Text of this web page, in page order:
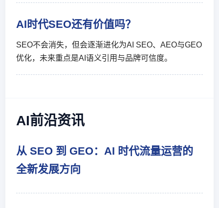
AI时代SEO还有价值吗？
SEO不会消失，但会逐渐进化为AI SEO、AEO与GEO
优化，未来重点是AI语义引用与品牌可信度。
AI前沿资讯
从 SEO 到 GEO：AI 时代流量运营的
全新发展方向